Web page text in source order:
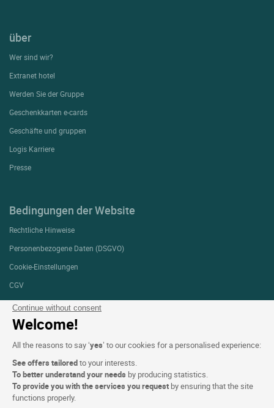
Continue without consent
Welcome!
All the reasons to say ‘yes’ to our cookies for a personalised experience:
See offers tailoredto your interests.
To better understand your needs by producing statistics.
To provide you with the services you request by ensuring that the site
functions properly.
über
Wer sind wir?
Extranet hotel
Werden Sie der Gruppe
Geschenkkarten e-cards
Geschäfte und gruppen
Logis Karriere
Presse
Bedingungen der Website
Rechtliche Hinweise
Personenbezogene Daten (DSGVO)
Cookie-Einstellungen
CGV
Support
Sitemap
Fotodanksagungen
FOLGEN SIE UNS